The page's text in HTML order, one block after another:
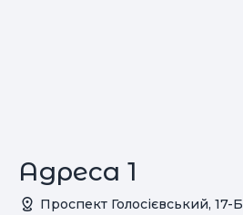
Адреса 1
Проспект Голосієвський, 17-Б